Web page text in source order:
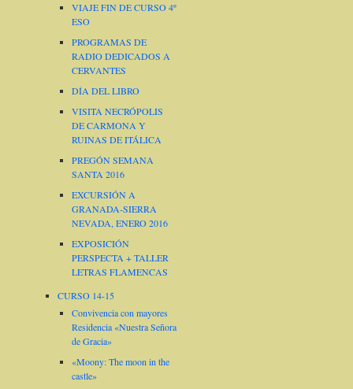
VIAJE FIN DE CURSO 4º
ESO
PROGRAMAS DE
RADIO DEDICADOS A
CERVANTES
DÍA DEL LIBRO
VISITA NECRÓPOLIS
DE CARMONA Y
RUINAS DE ITÁLICA
PREGÓN SEMANA
SANTA 2016
EXCURSIÓN A
GRANADA-SIERRA
NEVADA, ENERO 2016
EXPOSICIÓN
PERSPECTA + TALLER
LETRAS FLAMENCAS
CURSO 14-15
Convivencia con mayores
Residencia «Nuestra Señora
de Gracia»
«Moony: The moon in the
castle»